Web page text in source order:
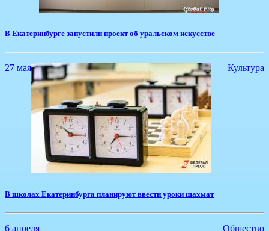
В Екатеринбурге запустили проект об уральском искусстве
27 мая Культура
В школах Екатеринбурга планируют ввести уроки шахмат
6 апреля
Общество